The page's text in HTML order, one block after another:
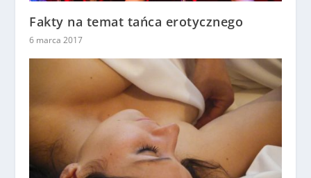
Fakty na temat tańca erotycznego
6 marca 2017